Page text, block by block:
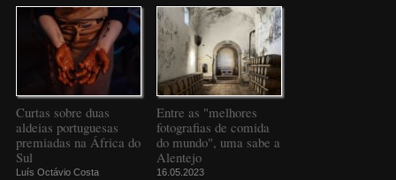
Curtas sobre duas
aldeias portuguesas
premiadas na África do
Sul
Luís Octávio Costa
Entre as "melhores
fotografias de comida
do mundo", uma sabe a
Alentejo
16.05.2023